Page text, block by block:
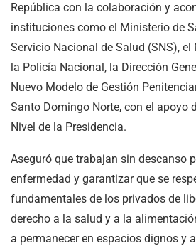
República con la colaboración y
instituciones como el Ministerio de
Servicio Nacional de Salud (SNS),
la Policía Nacional, la Dirección
Nuevo Modelo de Gestión
Santo Domingo Norte, con el apoyo
Nivel de la Presidencia.
Aseguró que trabajan sin descanso
enfermedad y garantizar que se
fundamentales de los privados de
derecho a la salud y a la
a permanecer en espacios dignos y